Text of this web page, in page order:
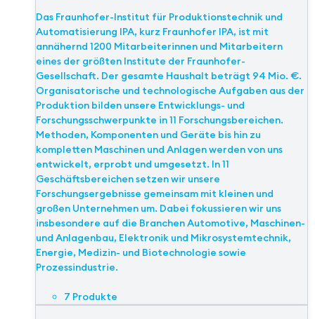
Das Fraunhofer-Institut für Produktionstechnik und
Automatisierung IPA, kurz Fraunhofer IPA, ist mit
annähernd 1200 Mitarbeiterinnen und Mitarbeitern
eines der größten Institute der Fraunhofer-
Gesellschaft. Der gesamte Haushalt beträgt 94 Mio. €.
Organisatorische und technologische Aufgaben aus der
Produktion bilden unsere Entwicklungs- und
Forschungsschwerpunkte in 11 Forschungsbereichen.
Methoden, Komponenten und Geräte bis hin zu
kompletten Maschinen und Anlagen werden von uns
entwickelt, erprobt und umgesetzt. In 11
Geschäftsbereichen setzen wir unsere
Forschungsergebnisse gemeinsam mit kleinen und
großen Unternehmen um. Dabei fokussieren wir uns
insbesondere auf die Branchen Automotive, Maschinen-
und Anlagenbau, Elektronik und Mikrosystemtechnik,
Energie, Medizin- und Biotechnologie sowie
Prozessindustrie.
7 Produkte